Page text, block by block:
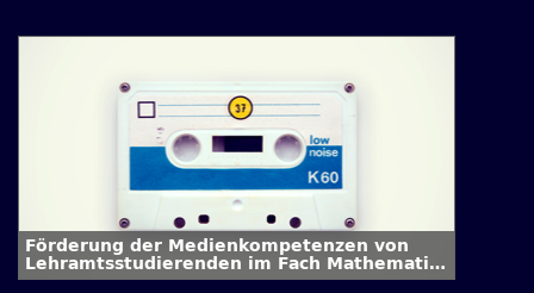
Förderung der Medienkompetenzen von
Lehramtsstudierenden im Fach Mathematik
an der RWTH Aachen University